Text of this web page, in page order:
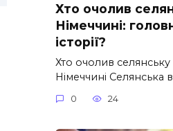
Хто очолив
Німеччині:
історії?
Хто очолив селянську
Німеччині Селянська
0 24